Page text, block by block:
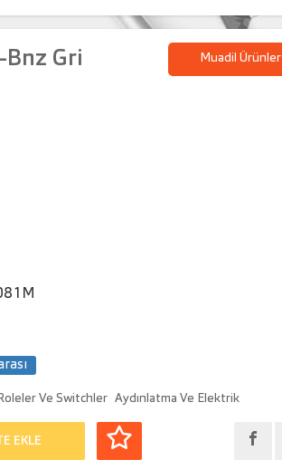
Gri Muadil Ürünler
Ve Switchler Aydınlatma Ve Elektrik
EKLE